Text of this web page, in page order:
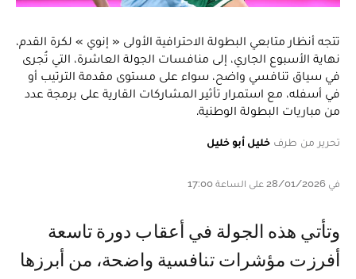
تتجه أنظار متابعي البطولة الاحترافية الأولى « إنوي » لكرة القدم،
نهاية الأسبوع الجاري، إلى منافسات الجولة العاشرة، التي تُجرى
في سياق تنافسي واضح، سواء على مستوى مقدمة الترتيب أو
في أسفله، مع استمرار تأثير المشاركات القارية على برمجة عدد
من مباريات البطولة الوطنية.
تحرير من طرف خليل أبو خليل
في 28/01/2026 على الساعة 17:00
وتأتي هذه الجولة في أعقاب دورة تاسعة
أفرزت مؤشرات تنافسية واضحة، من أبرزها